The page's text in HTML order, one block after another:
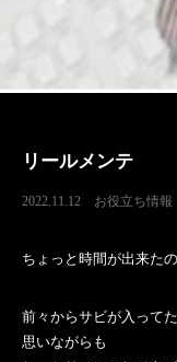
リールメンテ
2022.11.12 お役立ち情報
ちょっと時間が出来た
前々からサビが入って
思いながらも